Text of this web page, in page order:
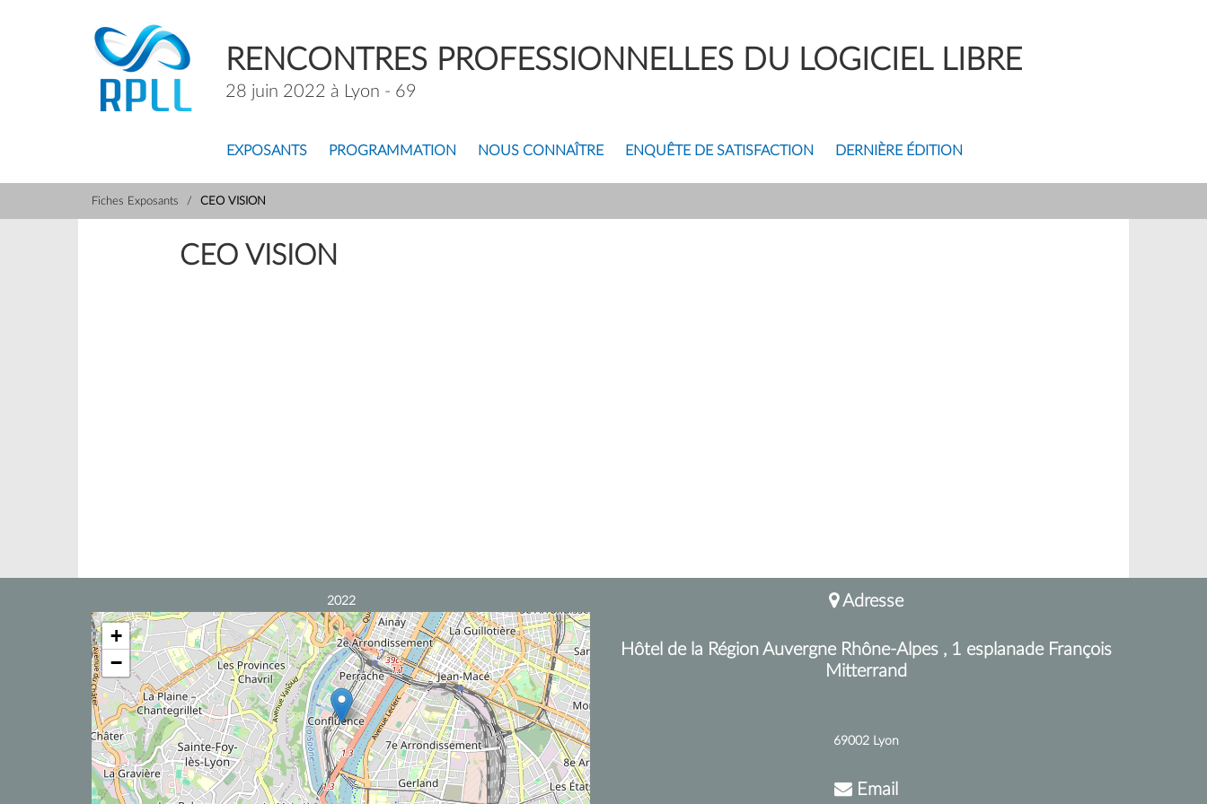
RENCONTRES PROFESSIONNELLES DU LOGICIEL LIBRE
28 juin 2022 à Lyon - 69
EXPOSANTS PROGRAMMATION NOUS CONNAÎTRE ENQUÊTE DE SATISFACTION DERNIÈRE ÉDITION
Fiches Exposants CEO VISION
CEO VISION
2022
+
−
Adresse
Hôtel de la Région Auvergne Rhône-Alpes , 1 esplanade François
Mitterrand
69002 Lyon
Email